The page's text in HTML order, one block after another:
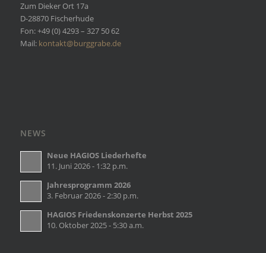
Zum Dieker Ort 17a
D-28870 Fischerhude
Fon: +49 (0) 4293 – 327 50 62
Mail: kontakt@burggrabe.de
NEWS
Neue HAGIOS Liederhefte
11. Juni 2026 - 1:32 p.m.
Jahresprogramm 2026
3. Februar 2026 - 2:30 p.m.
HAGIOS Friedenskonzerte Herbst 2025
10. Oktober 2025 - 5:30 a.m.